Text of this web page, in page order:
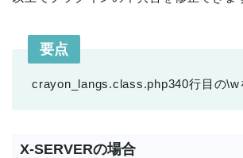
要点
crayon_langs.class.php340行目の\w
X-SERVERの場合